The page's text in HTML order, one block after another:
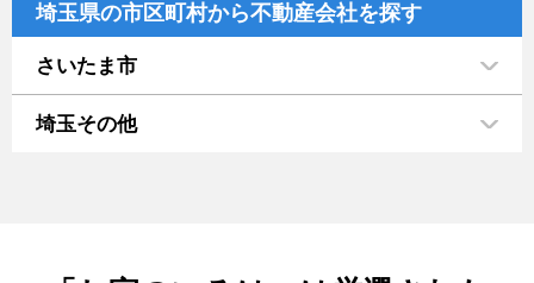
埼玉県の市区町村から不動産会社を探す
さいたま市
埼玉その他